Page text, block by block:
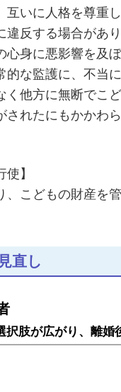
いに人格を尊重
反する場合があり
心身に悪影響を及
的な監護に、不当
く他方に無断でこ
されたにもかかわ
】
こどもの財産を
直し
肢が広がり、離婚